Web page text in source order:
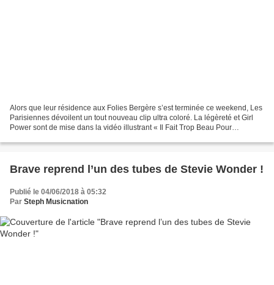
Alors que leur résidence aux Folies Bergère s’est terminée ce weekend, Les
Parisiennes dévoilent un tout nouveau clip ultra coloré. La légèreté et Girl
Power sont de mise dans la vidéo illustrant « Il Fait Trop Beau Pour
Brave reprend l’un des tubes de Stevie Wonder !
Publié le 04/06/2018 à 05:32
Par Steph Musicnation